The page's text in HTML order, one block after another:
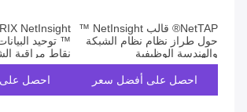
NetTAP® قالب NetInsight ™
حول طراز نظام نظام الشبكة
والهندسة الوظيفية
احصل على أفضل سعر
NetInsight
™ توحيد
نقاط مراقبة
احصل